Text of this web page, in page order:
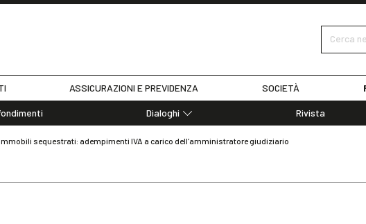
Cerca
ASSICURAZIONI E PREVIDENZA SOCIETÀ
Dialoghi
Rivista
sequestrati: adempimenti IVA a carico dell’amministratore giudiziario